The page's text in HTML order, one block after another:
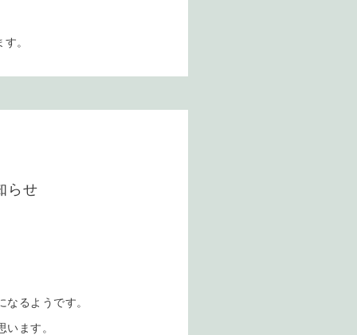
。
らせ
るようです。
ます。